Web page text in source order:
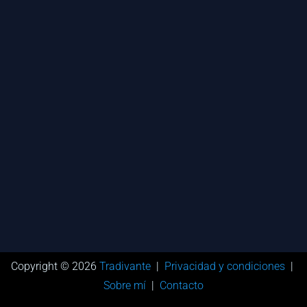
Copyright © 2026 Tradivante | Privacidad y condiciones |
Sobre mí | Contacto